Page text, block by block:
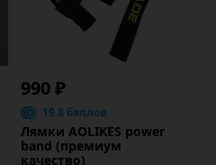
990 ₽
19.8 баллов
Лямки AOLIKES power
band (премиум
качество)